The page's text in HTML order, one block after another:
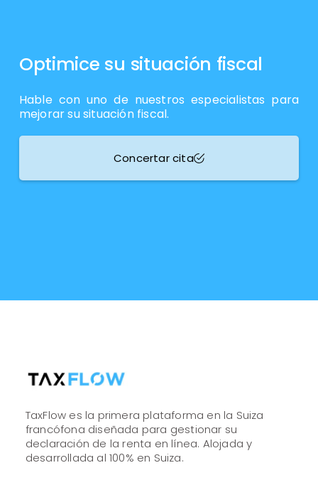
Optimice su situación fiscal
Hable con uno de nuestros especialistas para
mejorar su situación fiscal.
Concertar cita
TaxFlow es la primera plataforma en la Suiza
francófona diseñada para gestionar su
declaración de la renta en línea. Alojada y
desarrollada al 100% en Suiza.